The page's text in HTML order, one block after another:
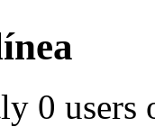
0 users